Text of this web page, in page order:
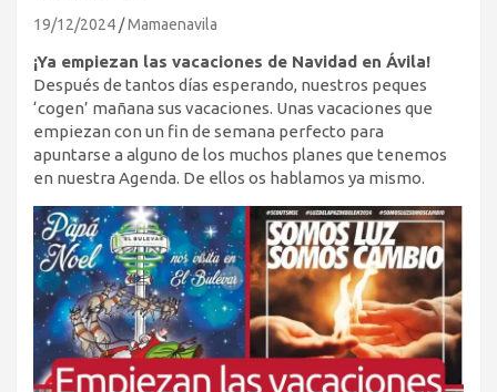
19/12/2024 Mamaenavila
¡Ya empiezan las vacaciones de Navidad en Ávila!
Después de tantos días esperando, nuestros peques
‘cogen’ mañana sus vacaciones. Unas vacaciones que
empiezan con un fin de semana perfecto para
apuntarse a alguno de los muchos planes que tenemos
en nuestra Agenda. De ellos os hablamos ya mismo.